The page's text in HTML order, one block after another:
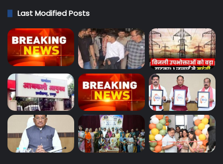
Last Modified Posts